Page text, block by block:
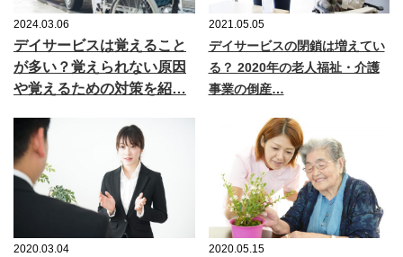
2024.03.06
デイサービスは覚えること
が多い？覚えられない原因
や覚えるための対策を紹…
2021.05.05
デイサービスの閉鎖は増えてい
る？ 2020年の老人福祉・介護
事業の倒産…
2020.03.04 2020.05.15